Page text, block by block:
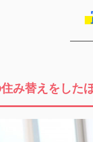
み替えをした